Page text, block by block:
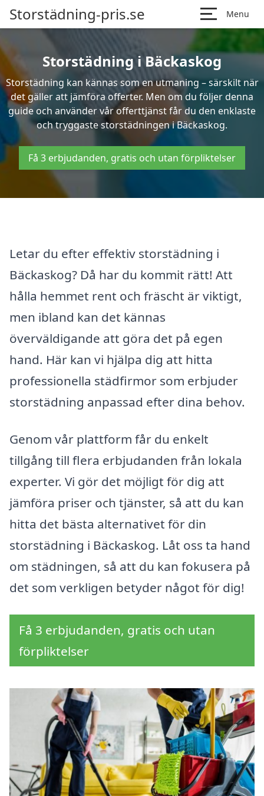
Storstädning-pris.se Menu
Storstädning i Bäckaskog
Storstädning kan kännas som en utmaning – särskilt när
det gäller att jämföra offerter. Men om du följer denna
guide och använder vår offerttjänst får du den enklaste
och tryggaste storstädningen i Bäckaskog.
Få 3 erbjudanden, gratis och utan förpliktelser
Letar du efter effektiv storstädning i
Bäckaskog? Då har du kommit rätt! Att
hålla hemmet rent och fräscht är viktigt,
men ibland kan det kännas
överväldigande att göra det på egen
hand. Här kan vi hjälpa dig att hitta
professionella städfirmor som erbjuder
storstädning anpassad efter dina behov.
Genom vår plattform får du enkelt
tillgång till flera erbjudanden från lokala
experter. Vi gör det möjligt för dig att
jämföra priser och tjänster, så att du kan
hitta det bästa alternativet för din
storstädning i Bäckaskog. Låt oss ta hand
om städningen, så att du kan fokusera på
det som verkligen betyder något för dig!
Få 3 erbjudanden, gratis och utan
förpliktelser